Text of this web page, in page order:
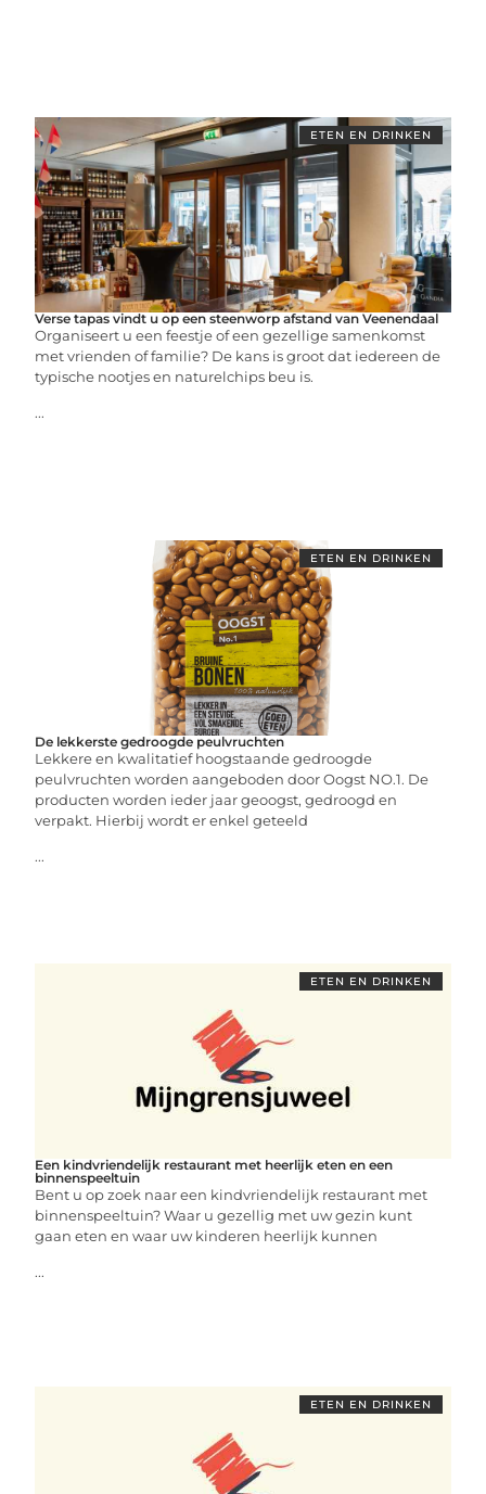
ETEN EN DRINKEN
Verse tapas vindt u op een steenworp afstand van Veenendaal
Organiseert u een feestje of een gezellige samenkomst
met vrienden of familie? De kans is groot dat iedereen de
typische nootjes en naturelchips beu is.
...
ETEN EN DRINKEN
De lekkerste gedroogde peulvruchten
Lekkere en kwalitatief hoogstaande gedroogde
peulvruchten worden aangeboden door Oogst NO.1. De
producten worden ieder jaar geoogst, gedroogd en
verpakt. Hierbij wordt er enkel geteeld
...
ETEN EN DRINKEN
Een kindvriendelijk restaurant met heerlijk eten en een
binnenspeeltuin
Bent u op zoek naar een kindvriendelijk restaurant met
binnenspeeltuin? Waar u gezellig met uw gezin kunt
gaan eten en waar uw kinderen heerlijk kunnen
...
ETEN EN DRINKEN